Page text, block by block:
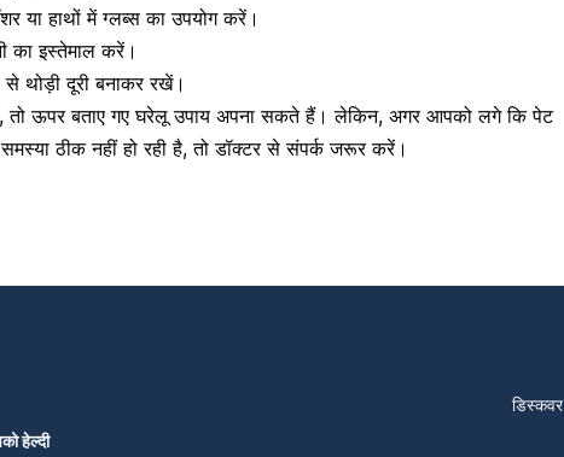
या हाथों में ग्लब्स का उपयोग करें।
का इस्तेमाल करें।
थोड़ी दूरी बनाकर रखें।
तो ऊपर बताए गए घरेलू उपाय अपना सकते हैं। लेकिन, अगर आपको लगे कि पेट
ठीक नहीं हो रही है, तो डॉक्टर से संपर्क जरूर करें।
हेल्दी
डिस्कवर